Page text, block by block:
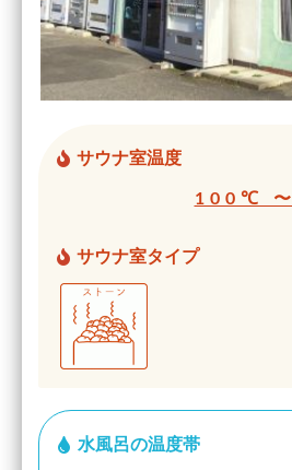
サウナ室温度
100℃ 〜
サウナ室タイプ
水風呂の温度帯